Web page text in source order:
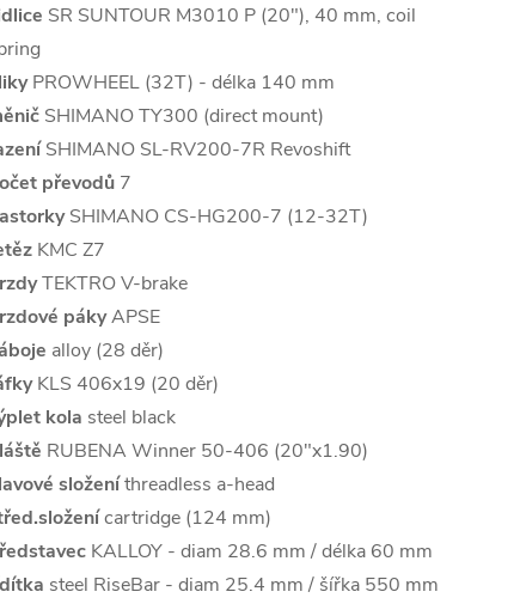
SR SUNTOUR M3010 P (20"), 40 mm, coil
PROWHEEL (32T) - délka 140 mm
SHIMANO TY300 (direct mount)
SHIMANO SL-RV200-7R Revoshift
převodů 7
SHIMANO CS-HG200-7 (12-32T)
KMC Z7
TEKTRO V-brake
pákyAPSE
alloy (28 děr)
KLS 406x19 (20 děr)
kola steel black
RUBENA Winner 50-406 (20"x1.90)
složeníthreadless a-head
cartridge (124 mm)
KALLOY - diam 28.6 mm / délka 60 mm
steel RiseBar - diam 25.4 mm / šířka 550 mm